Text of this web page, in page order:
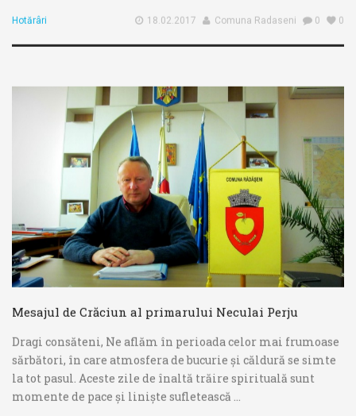
Hotărâri 18.02.2017 Comuna Radaseni 0 0
Mesajul de Crăciun al primarului Neculai Perju
Dragi consăteni, Ne aflăm în perioada celor mai frumoase
sărbători, în care atmosfera de bucurie și căldură se simte
la tot pasul. Aceste zile de înaltă trăire spirituală sunt
momente de pace și liniște sufletească ...